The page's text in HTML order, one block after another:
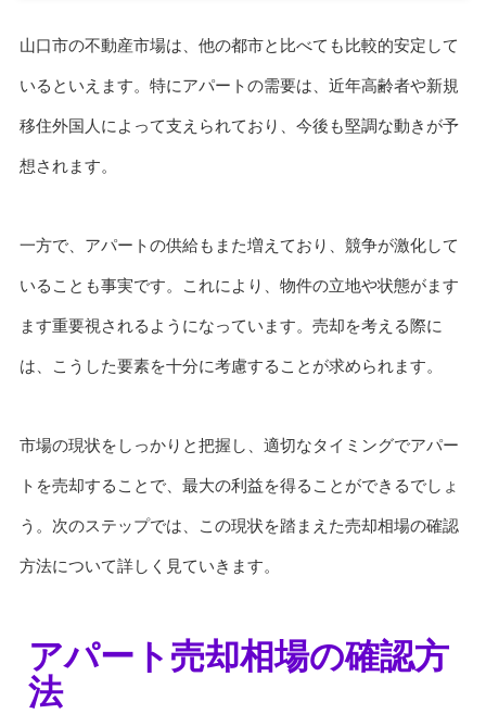
山口市の不動産市場は、他の都市と比べても比較的安定して
いるといえます。特にアパートの需要は、近年高齢者や新規
移住外国人によって支えられており、今後も堅調な動きが予
想されます。
一方で、アパートの供給もまた増えており、競争が激化して
いることも事実です。これにより、物件の立地や状態がます
ます重要視されるようになっています。売却を考える際に
は、こうした要素を十分に考慮することが求められます。
市場の現状をしっかりと把握し、適切なタイミングでアパー
トを売却することで、最大の利益を得ることができるでしょ
う。次のステップでは、この現状を踏まえた売却相場の確認
方法について詳しく見ていきます。
アパート売却相場の確認方
法